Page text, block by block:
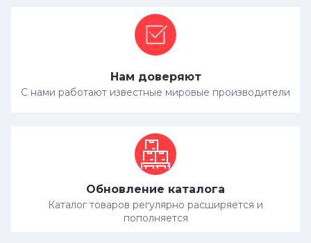
Нам доверяют
С нами работают известные мировые производители
Обновление каталога
Каталог товаров регулярно расширяется и
пополняется